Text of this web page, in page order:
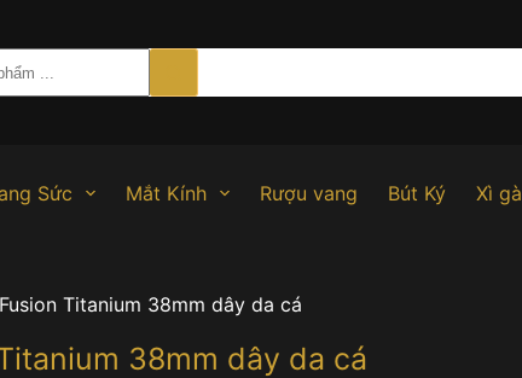
Sức Mắt Kính Rượu vang Bút Ký Xì gà
Titanium 38mm dây da cá
38mm dây da cá